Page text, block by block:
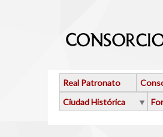
Real Patronato
Ciudad Histórica